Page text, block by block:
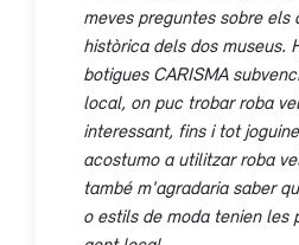
meves preguntes sobre els
històrica dels dos museus.
botigues CARISMA
local, on puc trobar roba
interessant, fins i tot
acostumo a utilitzar roba
també m'agradaria saber
o estils de moda tenien les